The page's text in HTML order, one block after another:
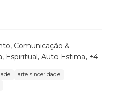
, Comunicação &
, Espiritual, Auto Estima, +4
arte sinceridade